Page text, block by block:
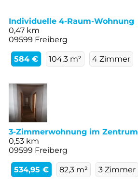
Individuelle 4-Raum-Wohnung
0,47 km
09599 Freiberg
584 € 104,3 m² 4 Zimmer
3-Zimmerwohnung im Zentrum
0,53 km
09599 Freiberg
534,95 € 82,3 m² 3 Zimmer